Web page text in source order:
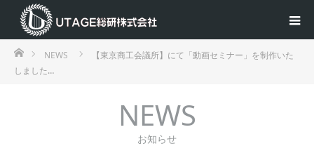
ホームNEWS
【東京商工会議所】にて「動画セミナー」を制作いた
しました…
NEWS
お知らせ